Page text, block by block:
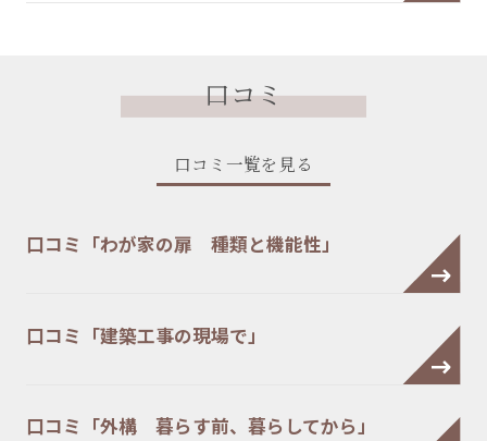
口コミ
口コミ一覧を見る
口コミ「わが家の扉 種類と機能性」
口コミ「建築工事の現場で」
口コミ「外構 暮らす前、暮らしてから」